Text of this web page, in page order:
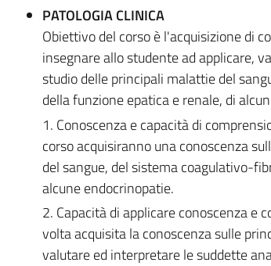
PATOLOGIA CLINICA
Obiettivo del corso è l'acquisizione di
insegnare allo studente ad applicare,
studio delle principali malattie del
della funzione epatica e renale, di
1. Conoscenza e capacità di
corso acquisiranno una conoscenza
del sangue, del sistema coagulativo-
alcune endocrinopatie.
2. Capacità di applicare conoscenza e
volta acquisita la conoscenza sulle
valutare ed interpretare le suddette